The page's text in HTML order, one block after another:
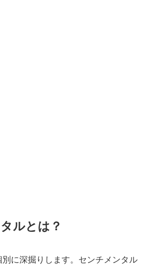
ルとは？
別に深掘りします。センチメンタル